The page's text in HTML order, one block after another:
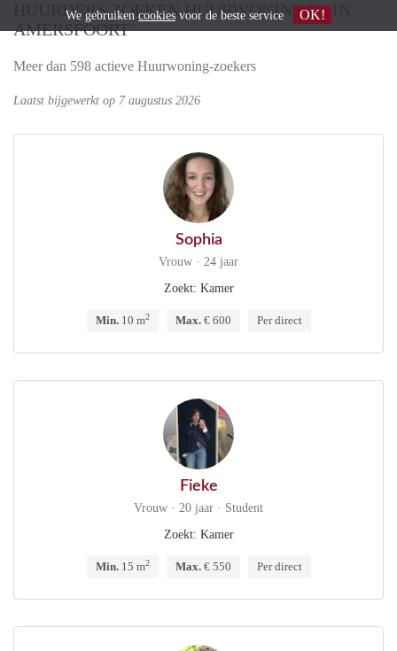
HUURDERS ZOEKEN HUURWONINGEN IN
AMERSFOORT
Meer dan 598 actieve Huurwoning-zoekers
Laatst bijgewerkt op 7 augustus 2026
Sophia
Vrouw · 24 jaar
Zoekt: Kamer
Min.10 m2 Max.€ 600 Per direct
Fieke
Vrouw · 20 jaar · Student
Zoekt: Kamer
Min.15 m2 Max.€ 550 Per direct
We gebruiken cookies voor de beste service OK!